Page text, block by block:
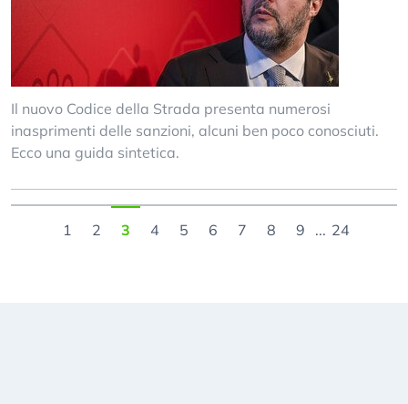
Il nuovo Codice della Strada presenta numerosi
inasprimenti delle sanzioni, alcuni ben poco conosciuti.
Ecco una guida sintetica.
1 2 3 4 5 6 7 8 9 ... 24